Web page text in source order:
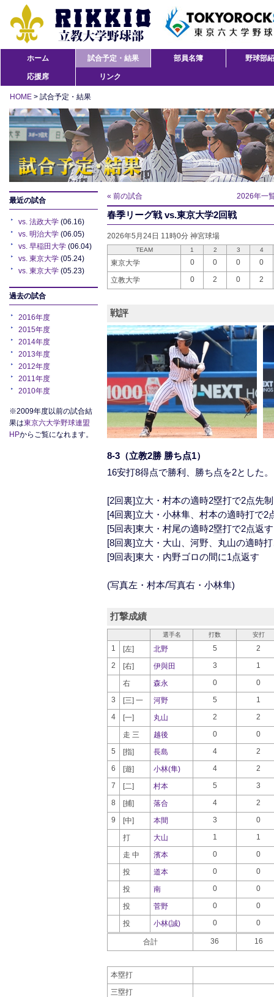
ホーム 試合予定・結果 部員名簿 野球部
応援席 リンク
HOME > 試合予定・結果
最近の試合
vs. 法政大学 (06.16)
vs. 明治大学 (06.05)
vs. 早稲田大学 (06.04)
vs. 東京大学 (05.24)
vs. 東京大学 (05.23)
過去の試合
2016年度
2015年度
2014年度
2013年度
2012年度
2011年度
2010年度
※2009年度以前の試合結
果は東京六大学野球連盟
HPからご覧になれます。
« 前の試合 2026年一
春季リーグ戦 vs.東京大学2回戦
2026年5月24日 11時0分 神宮球場
TEAM 1 2 3 4
東京大学 0 0 0 0
立教大学 0 2 0 2
戦評
8-3（立教2勝 勝ち点1）
16安打8得点で勝利、勝ち点を2とした。
[2回裏]立大・村本の適時2塁打で2点先制
[4回裏]立大・小林隼、村本の適時打で2
[5回表]東大・村尾の適時2塁打で2点返す
[8回裏]立大・大山、河野、丸山の適時
[9回表]東大・内野ゴロの間に1点返す
(写真左・村本/写真右・小林隼)
打撃成績
選手名 打数 安打
1 [左] 北野 5
2
2
[右] 伊與田 3 1
右 森永 0
0
3
[三] 一 河野 5
1
4
[一] 丸山 2 2
走 三 越後 0
0
5
[指] 長島 4
2
6
[遊] 小林(隼) 4
2
7
[二] 村本 5
3
8
[捕] 落合 4
2
9
[中] 本間 3 0
打 大山 1 1
走 中 濱本 0 0
投 道本 0 0
投 南 0 0
投 菅野 0 0
投 小林(誠) 0 0
合計 36 16
本塁打
三塁打